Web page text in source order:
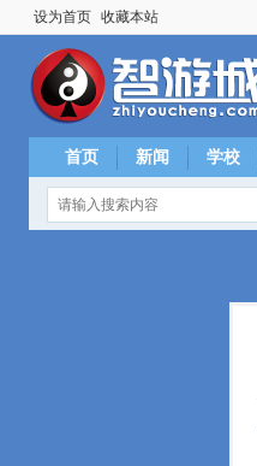
设为首页 收藏本站
首页 新闻 学校